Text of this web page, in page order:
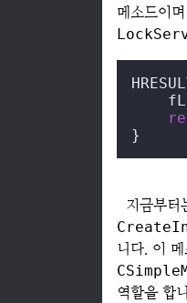
메소드이
}
지금부터
니다. 이
역할을 합